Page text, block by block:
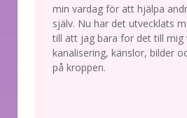
min vardag för att hjälpa
själv. Nu har det utvecklats
till att jag bara for det till mig
kanalisering, känslor, bilder
på kroppen.